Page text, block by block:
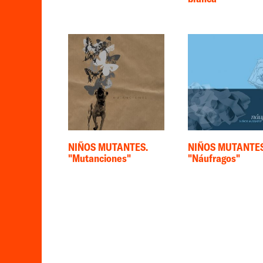
NIÑOS MUTANTES.
"Mutanciones"
NIÑOS
"Náufragos"